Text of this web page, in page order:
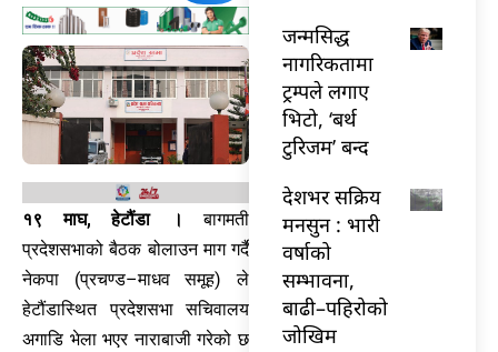
१९ माघ, हेटौंडा ।
बागमती
प्रदेशसभाको बैठक बोलाउन माग गर्दै
नेकपा (प्रचण्ड–माधव समूह) ले
हेटौंडास्थित प्रदेशसभा सचिवालय
अगाडि भेला भएर नाराबाजी गरेको छ
जन्मसिद्ध
नागरिकतामा
ट्रम्पले लगाए
भिटो, ‘बर्थ
टुरिजम’ बन्द
देशभर सक्रिय
मनसुन : भारी
वर्षाको
सम्भावना,
बाढी–पहिरोको
जोखिम